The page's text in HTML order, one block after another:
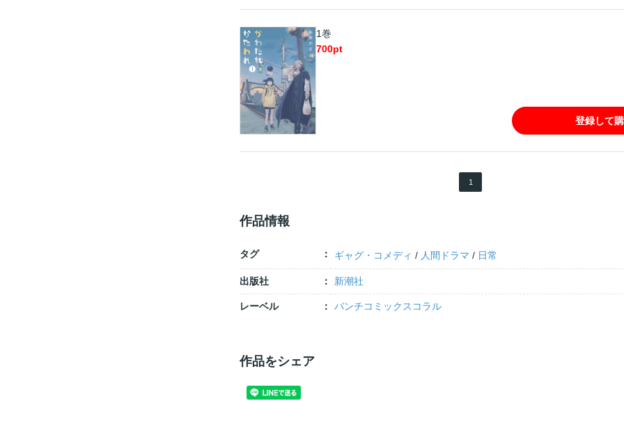
1巻
700pt
登録して
1
作品情報
タグ ギャグ・コメディ / 人間ドラマ / 日常
出版社 新潮社
レーベル バンチコミックスコラル
作品をシェア